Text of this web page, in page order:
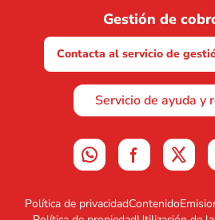
Gestión de
Contacta al servicio de
Servicio de ayuda y
Política de privacidadContenido